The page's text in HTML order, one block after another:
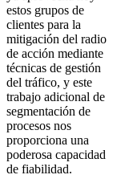
estos grupos de
clientes para la
mitigación del radio
de acción mediante
técnicas de gestión
del tráfico, y este
trabajo adicional de
segmentación de
procesos nos
proporciona una
poderosa capacidad
de fiabilidad.